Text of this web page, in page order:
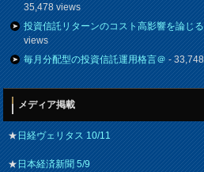
35,478 views
投資信託リターンのコスト高影響を論じ
views
毎月分配型の投資信託運用格言＠-
メディア掲載
★日経ヴェリタス 10/11
★日本経済新聞 5/9